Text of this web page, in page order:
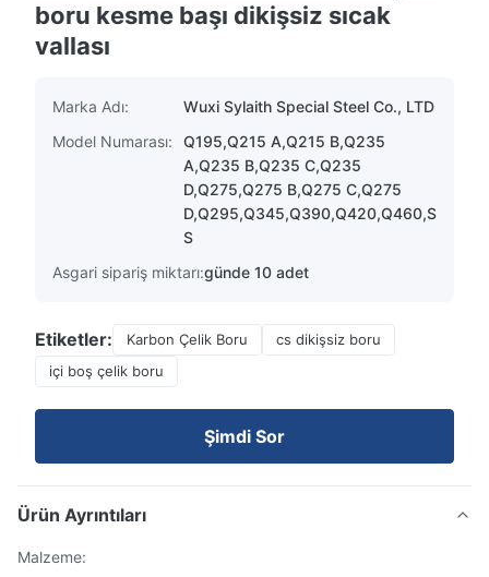
boru kesme başı dikişsiz sıcak
vallası
Marka Adı:
Wuxi Sylaith Special Steel Co., LTD
Model Numarası:
Q195,Q215 A,Q215 B,Q235
A,Q235 B,Q235 C,Q235
D,Q275,Q275 B,Q275 C,Q275
D,Q295,Q345,Q390,Q420,Q460,S
S
Asgari sipariş miktarı:günde 10 adet
Etiketler: Karbon Çelik Boru
cs dikişsiz boru
içi boş çelik boru
Şimdi Sor
Ürün Ayrıntıları
Malzeme: